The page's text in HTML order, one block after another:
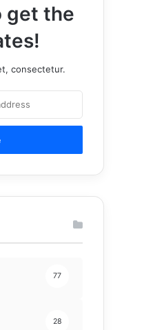
get the
consectetur.
77
28